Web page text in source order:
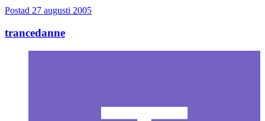
Postad 27 augusti 2005
trancedanne